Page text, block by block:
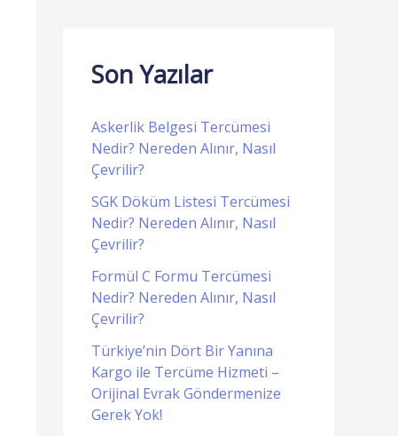
Son Yazılar
Askerlik Belgesi Tercümesi
Nedir? Nereden Alınır, Nasıl
Çevrilir?
SGK Döküm Listesi Tercümesi
Nedir? Nereden Alınır, Nasıl
Çevrilir?
Formül C Formu Tercümesi
Nedir? Nereden Alınır, Nasıl
Çevrilir?
Türkiye’nin Dört Bir Yanına
Kargo ile Tercüme Hizmeti –
Orijinal Evrak Göndermenize
Gerek Yok!